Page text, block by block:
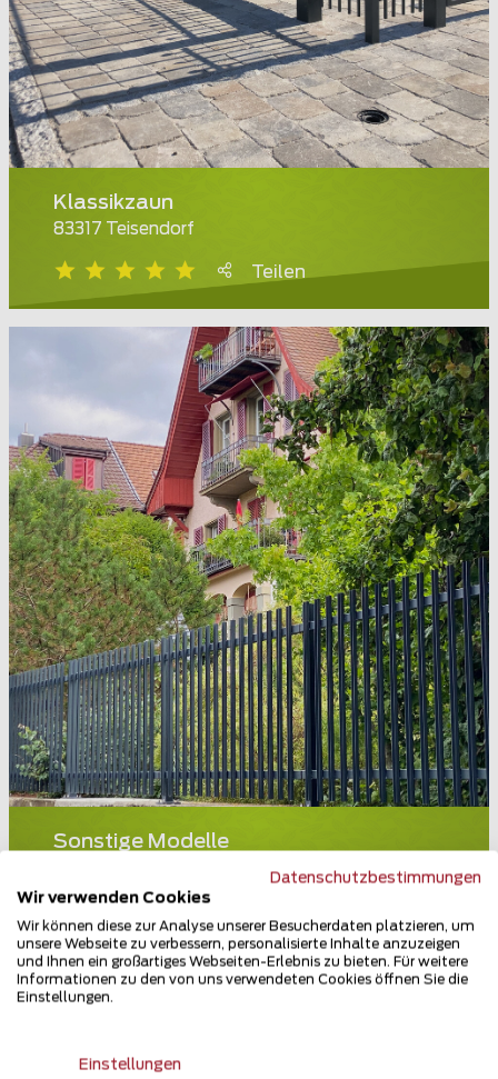
Klassikzaun
83317 Teisendorf
Teilen
Sonstige Modelle
Datenschutzbestimmungen
Wir verwenden Cookies
Wir können diese zur Analyse unserer Besucherdaten platzieren, um
unsere Webseite zu verbessern, personalisierte Inhalte anzuzeigen
und Ihnen ein großartiges Webseiten-Erlebnis zu bieten. Für weitere
Informationen zu den von uns verwendeten Cookies öffnen Sie die
Einstellungen.
Einstellungen